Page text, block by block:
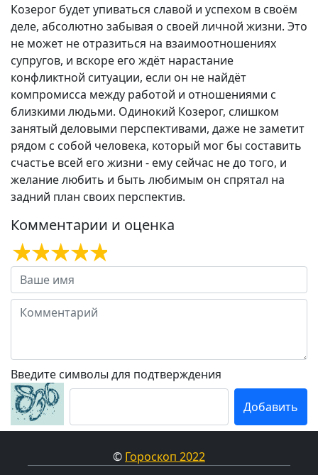
Козерог будет упиваться славой и успехом в своём
деле, абсолютно забывая о своей личной жизни. Это
не может не отразиться на взаимоотношениях
супругов, и вскоре его ждёт нарастание
конфликтной ситуации, если он не найдёт
компромисса между работой и отношениями с
близкими людьми. Одинокий Козерог, слишком
занятый деловыми перспективами, даже не заметит
рядом с собой человека, который мог бы составить
счастье всей его жизни - ему сейчас не до того, и
желание любить и быть любимым он спрятал на
задний план своих перспектив.
Комментарии и оценка
Введите символы для подтверждения
© Гороскоп 2022